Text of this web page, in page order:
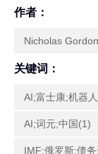
作者：
Nicholas
关键词：
AI;富士康;机器
AI;词元;中国(1)
IMF;俄罗斯;债